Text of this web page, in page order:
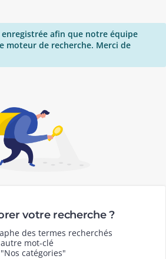
afin que notre équipe
moteur de recherche. Merci de
votre recherche ?
des termes recherchés
mot-clé
catégories"